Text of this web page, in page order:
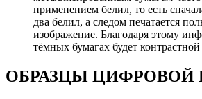
применением белил, то есть
два белил, а следом печатается
изображение. Благодаря этому
тёмных бумагах будет
ОБРАЗЦЫ ЦИФРОВОЙ